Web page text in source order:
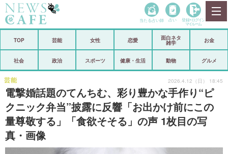
政治
芸能 スポーツ
恋愛 ビックリ
コメントポスト
当たる占い師 占い 登録• ログイン
マイルーム
TOP 芸能 女性 恋愛
面白ネタ
雑学
お金
社会 政治 スポーツ 健康・生活 動物 グルメ
電撃婚話題のてんちむ、彩り豊かな手作り“ピ
クニック弁当”披露に反響「お出かけ前にこの
量尊敬する」「食欲そそる」の声 1枚目の写
真・画像
芸能 2026.4.12（日） 18:45